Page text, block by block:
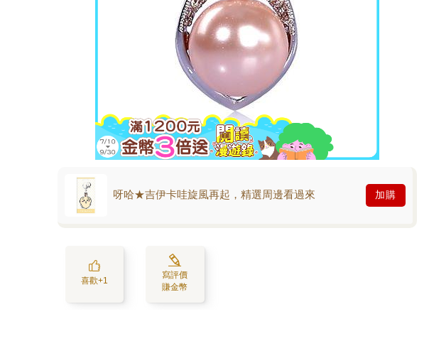
呀哈★吉伊卡哇旋風再起，精選周邊看過來 加購
喜歡+1
寫評價
賺金幣